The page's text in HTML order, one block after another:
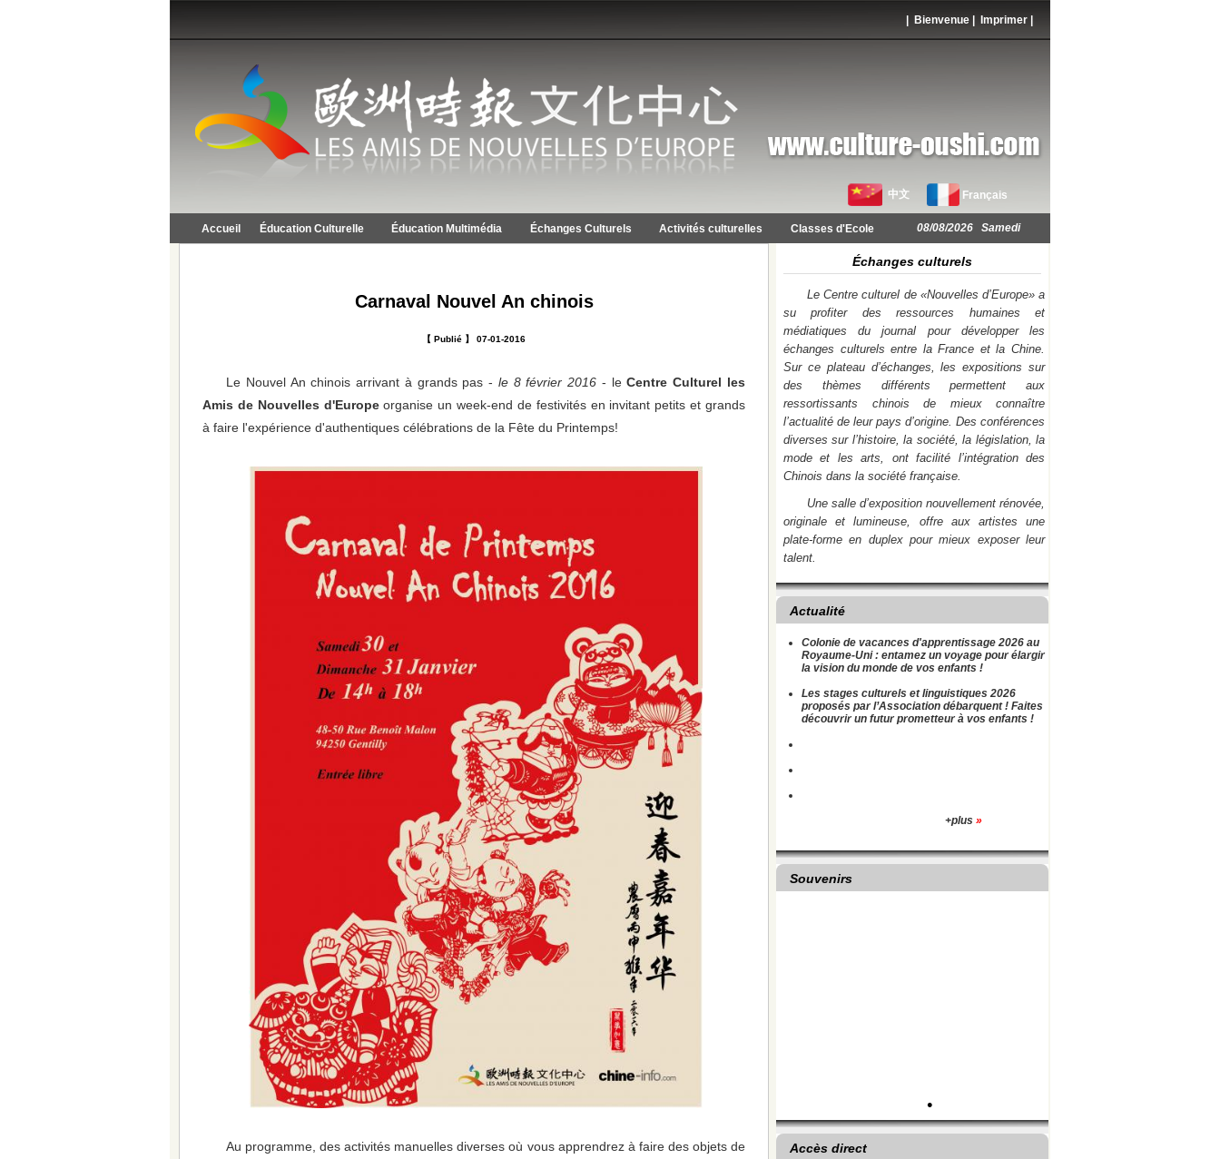
| Bienvenue | Imprimer
中文 Français
Accueil Éducation Culturelle Éducation Multimédia Échanges Culturels Activités culturelles Classes d'Ecole 08/08/2026 Samedi
Carnaval Nouvel An chinois
【 Publié 】 07-01-2016
Le Nouvel An chinois arrivant à grands pas - le 8 février 2016 - leCentre Culturel les
Amis de Nouvelles d'Europeorganise un week-end de festivités en invitant petits et grands
à faire l'expérience d'authentiques célébrations de la Fête du Printemps!
Au programme, des activités manuelles diverses où vous apprendrez à faire des objets de
Échanges culturels
Le Centre culturel de «Nouvelles d’Europe» a
su profiter des ressources humaines et
médiatiques du journal pour développer les
échanges culturels entre la France et la Chine.
Sur ce plateau d’échanges, les expositions sur
des thèmes différents permettent aux
ressortissants chinois de mieux connaître
l’actualité de leur pays d’origine. Des conférences
diverses sur l’histoire, la société, la législation, la
mode et les arts, ont facilité l’intégration des
Chinois dans la société française.
Une salle d’exposition nouvellement rénovée,
originale et lumineuse, offre aux artistes une
plate-forme en duplex pour mieux exposer leur
talent.
Actualité
Colonie de vacances d'apprentissage 2026 au
Royaume-Uni : entamez un voyage pour élargir
la vision du monde de vos enfants !
Les stages culturels et linguistiques 2026
proposés par l’Association débarquent ! Faites
découvrir un futur prometteur à vos enfants !
+plus »
Souvenirs
•
Accès direct